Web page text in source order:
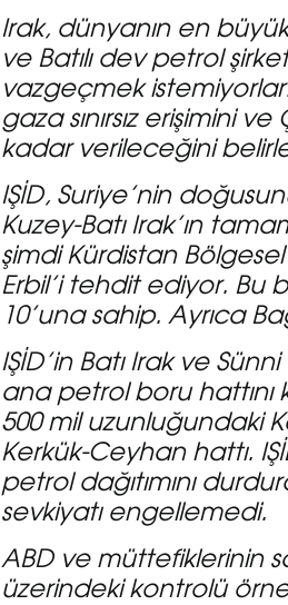
Irak, dünyanın en
ve Batılı dev petrol
vazgeçmek
gaza sınırsız erişimini
kadar verileceğini
IŞİD, Suriye’nin
Kuzey-Batı Irak’ın
şimdi Kürdistan
Erbil’i tehdit ediyor. Bu
10’una sahip. Ayrıca
IŞİD’in Batı Irak ve
ana petrol boru hattını
500 mil uzunluğundaki
Kerkük-Ceyhan hattı.
petrol dağıtımını
sevkiyatı engellemedi.
ABD ve müttefiklerinin
üzerindeki kontrolü